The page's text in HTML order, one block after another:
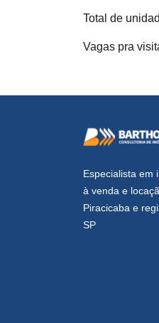
Total de
Vagas pra
Especialista em
à venda e
Piracicaba e
SP